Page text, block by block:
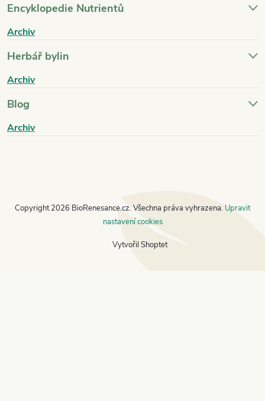
Encyklopedie Nutrientů
Archiv
Herbář bylin
Archiv
Blog
Archiv
Vytvořil Shoptet
Copyright 2026 BioRenesance.cz. Všechna práva vyhrazena. Upravit
nastavení cookies